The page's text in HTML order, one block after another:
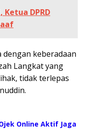
DPRD
dengan keberadaan
Langkat yang
tidak terlepas
Online Aktif Jaga